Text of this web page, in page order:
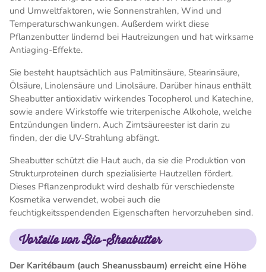
und Umweltfaktoren, wie Sonnenstrahlen, Wind und
Temperaturschwankungen. Außerdem wirkt diese
Pflanzenbutter lindernd bei Hautreizungen und hat wirksame
Antiaging-Effekte.
Sie besteht hauptsächlich aus Palmitinsäure, Stearinsäure,
Ölsäure, Linolensäure und Linolsäure. Darüber hinaus enthält
Sheabutter antioxidativ wirkendes Tocopherol und Katechine,
sowie andere Wirkstoffe wie triterpenische Alkohole, welche
Entzündungen lindern. Auch Zimtsäureester ist darin zu
finden, der die UV-Strahlung abfängt.
Sheabutter schützt die Haut auch, da sie die Produktion von
Strukturproteinen durch spezialisierte Hautzellen fördert.
Dieses Pflanzenprodukt wird deshalb für verschiedenste
Kosmetika verwendet, wobei auch die
feuchtigkeitsspendenden Eigenschaften hervorzuheben sind.
Vorteile von Bio-Sheabutter
Der Karitébaum (auch Sheanussbaum) erreicht eine Höhe